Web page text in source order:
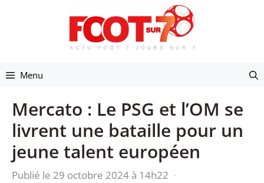
Menu
Mercato : Le PSG et l’OM se
livrent une bataille pour un
jeune talent européen
Publié le 29 octobre 2024 à 14h22 ·